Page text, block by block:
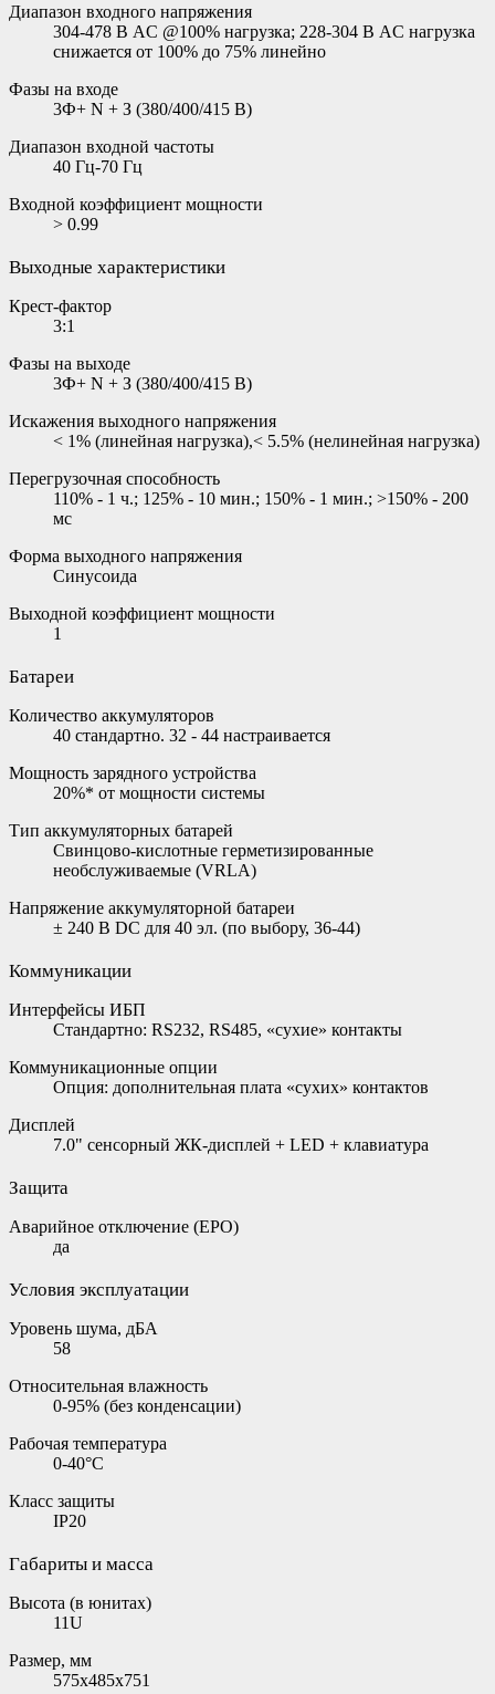
Диапазон входного напряжения
304-478 В AC @100% нагрузка; 228-304 В AC нагрузка
снижается от 100% до 75% линейно
Фазы на входе
3Ф+ N + З (380/400/415 В)
Диапазон входной частоты
40 Гц-70 Гц
Входной коэффициент мощности
> 0.99
Выходные характеристики
Крест-фактор
3:1
Фазы на выходе
3Ф+ N + З (380/400/415 В)
Искажения выходного напряжения
< 1% (линейная нагрузка),< 5.5% (нелинейная нагрузка)
Перегрузочная способность
110% - 1 ч.; 125% - 10 мин.; 150% - 1 мин.; >150% - 200
мс
Форма выходного напряжения
Синусоида
Выходной коэффициент мощности
1
Батареи
Количество аккумуляторов
40 стандартно. 32 - 44 настраивается
Мощность зарядного устройства
20%* от мощности системы
Тип аккумуляторных батарей
Свинцово-кислотные герметизированные
необслуживаемые (VRLA)
Напряжение аккумуляторной батареи
± 240 В DC для 40 эл. (по выбору, 36-44)
Коммуникации
Интерфейсы ИБП
Стандартно: RS232, RS485, «сухие» контакты
Коммуникационные опции
Опция: дополнительная плата «сухих» контактов
Дисплей
7.0" сенсорный ЖК-дисплей + LED + клавиатура
Защита
Аварийное отключение (EPO)
да
Условия эксплуатации
Уровень шума, дБА
58
Относительная влажность
0-95% (без конденсации)
Рабочая температура
0-40°C
Класс защиты
IP20
Габариты и масса
Высота (в юнитах)
11U
Размер, мм
575x485x751